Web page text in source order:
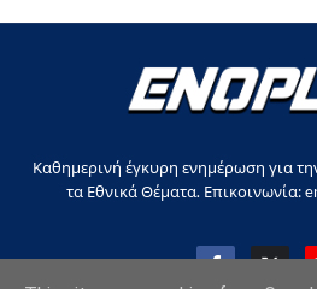
Καθημερινή έγκυρη ενημέρωση για
τα Εθνικά Θέματα. Επικοινωνία: